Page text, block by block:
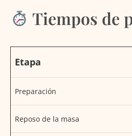
Tiempos de
Etapa
Preparación
Reposo de la masa